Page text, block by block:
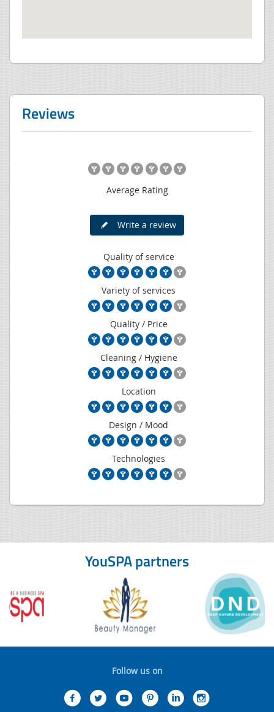
Reviews
Average Rating
Write a review
Quality of service
Variety of services
Quality / Price
Cleaning / Hygiene
Location
Design / Mood
Technologies
YouSPA partners
Follow us on